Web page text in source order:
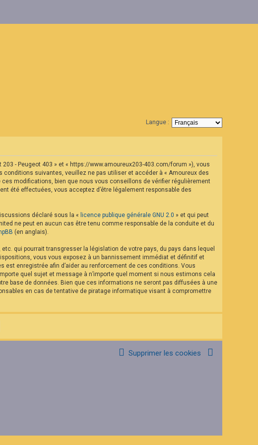
Langue :
- Peugeot 403 » et « https://www.amoureux203-403.com/forum »), vous
conditions suivantes, veuillez ne pas utiliser et accéder à « Amoureux des
modifications, bien que nous vous conseillons de vérifier régulièrement
été effectuées, vous acceptez d’être légalement responsable des
déclaré sous la « licence publique générale GNU 2.0 » et qui peut
ne peut en aucun cas être tenu comme responsable de la conduite et du
(en anglais).
qui pourrait transgresser la législation de votre pays, du pays dans lequel
vous vous exposez à un bannissement immédiat et définitif et
est enregistrée afin d’aider au renforcement de ces conditions. Vous
quel sujet et message à n’importe quel moment si nous estimons cela
base de données. Bien que ces informations ne seront pas diffusées à une
en cas de tentative de piratage informatique visant à compromettre
Supprimer les cookies